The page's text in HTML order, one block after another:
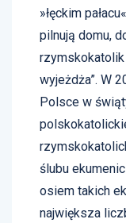
»łęckim
pilnują domu,
wyjeżdża”. W
Polsce w
ślubu
osiem takich
największa